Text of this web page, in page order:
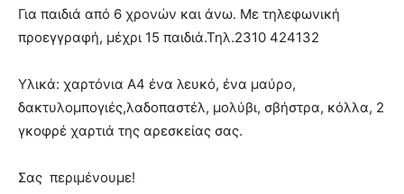
Για παιδιά από 6 χρονών και άνω. Με τηλεφωνική
προεγγραφή, μέχρι 15 παιδιά.Τηλ.2310 424132
Υλικά: χαρτόνια Α4 ένα λευκό, ένα μαύρο,
δακτυλομπογιές,λαδοπαστέλ, μολύβι, σβήστρα, κόλλα, 2
γκοφρέ χαρτιά της αρεσκείας σας.
Σας περιμένουμε!